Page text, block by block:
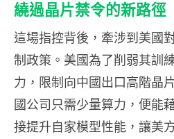
繞過晶片禁令的新路徑
這場指控背後，牽涉到美國
制政策。美國為了削弱其訓
力，限制向中國出口高階晶
國公司只需少量算力，便能
接提升自家模型性能，讓美